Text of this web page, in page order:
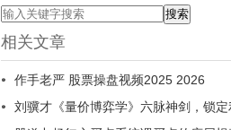
相关文章
作手老严 股票操盘视频2025 2026
刘骥才《量价博弈学》六脉神剑，锁